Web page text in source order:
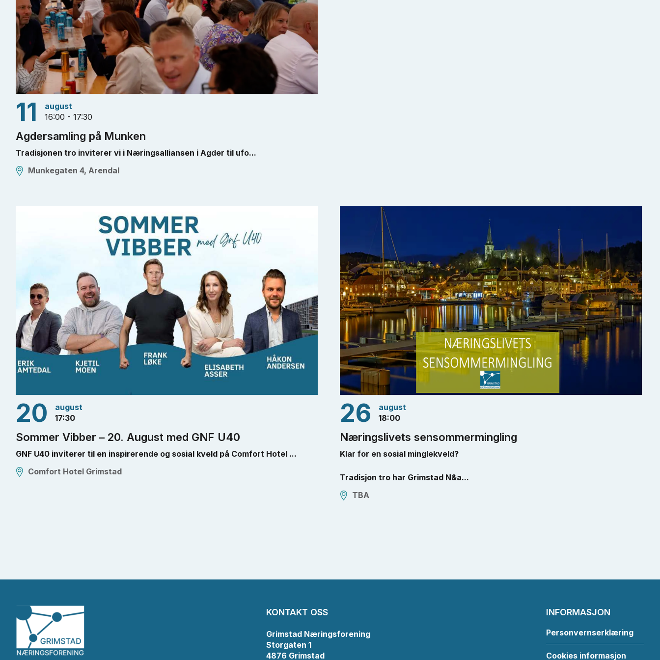
11
august
16:00 - 17:30
Agdersamling på Munken
Tradisjonen tro inviterer vi i Næringsalliansen i Agder til ufo...
Munkegaten 4, Arendal
20
august
17:30
Sommer Vibber – 20. August med GNF U40
GNF U40 inviterer til en inspirerende og sosial kveld på Comfort Hotel ...
Comfort Hotel Grimstad
26
august
18:00
Næringslivets sensommermingling
Klar for en sosial minglekveld?
Tradisjon tro har Grimstad N&a...
TBA
KONTAKT OSS
Grimstad Næringsforening
Storgaten 1
4876 Grimstad
INFORMASJON
Personvernserklæring
Cookies informasjon